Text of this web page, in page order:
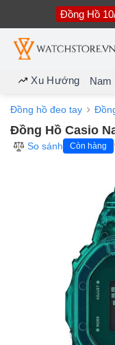
nội
dung
Đồng Hồ
Xu Hướng Nam
Đồng hồ đeo tay
Đồng Hồ Casio
So sánh
Còn hàng